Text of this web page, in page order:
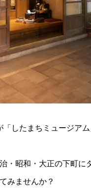
「したまちミュージア
・昭和・大正の下町
みませんか？